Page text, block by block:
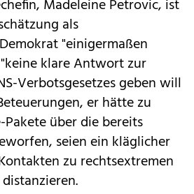
Madeleine Petrovic, ist
als
"einigermaßen
klare Antwort zur
Verbotsgesetzes geben will
er hätte zu
Pakete über die bereits
seien ein kläglicher
zu rechtsextremen